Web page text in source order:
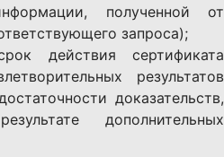
полученной от
запроса);
действия сертификата
результатов
доказательств,
дополнительных